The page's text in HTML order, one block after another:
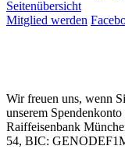
Seitenübersicht
Mitglied werden
Wir freuen uns, wenn
unserem Spendenkonto
Raiffeisenbank
54, BIC: